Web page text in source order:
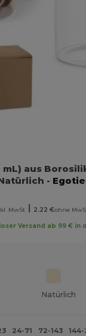
aus
-
MwSt | 2.22 €ohne
Versand ab 99 € in
Natürlich
24-71 72-143